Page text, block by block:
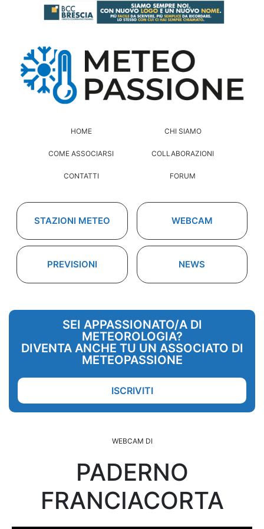
HOME CHI SIAMO
COME ASSOCIARSI COLLABORAZIONI
CONTATTI FORUM
STAZIONI METEO WEBCAM
PREVISIONI NEWS
SEI APPASSIONATO/A DI
METEOROLOGIA?
DIVENTA ANCHE TU UN ASSOCIATO DI
METEOPASSIONE
ISCRIVITI
WEBCAM DI
PADERNO
FRANCIACORTA